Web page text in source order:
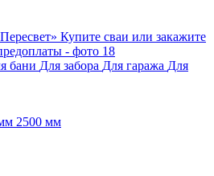
бани Для забора Для гаража Для
2500 мм